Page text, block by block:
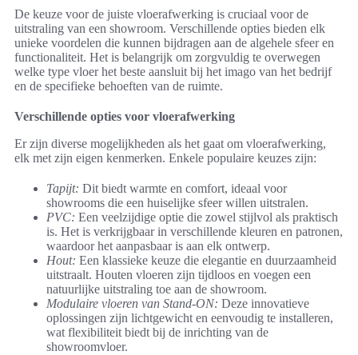
De keuze voor de juiste vloerafwerking is cruciaal voor de
uitstraling van een showroom. Verschillende opties bieden elk
unieke voordelen die kunnen bijdragen aan de algehele sfeer en
functionaliteit. Het is belangrijk om zorgvuldig te overwegen
welke type vloer het beste aansluit bij het imago van het bedrijf
en de specifieke behoeften van de ruimte.
Verschillende opties voor vloerafwerking
Er zijn diverse mogelijkheden als het gaat om vloerafwerking,
elk met zijn eigen kenmerken. Enkele populaire keuzes zijn:
Tapijt: Dit biedt warmte en comfort, ideaal voor
showrooms die een huiselijke sfeer willen uitstralen.
PVC: Een veelzijdige optie die zowel stijlvol als praktisch
is. Het is verkrijgbaar in verschillende kleuren en patronen,
waardoor het aanpasbaar is aan elk ontwerp.
Hout: Een klassieke keuze die elegantie en duurzaamheid
uitstraalt. Houten vloeren zijn tijdloos en voegen een
natuurlijke uitstraling toe aan de showroom.
Modulaire vloeren van Stand-ON: Deze innovatieve
oplossingen zijn lichtgewicht en eenvoudig te installeren,
wat flexibiliteit biedt bij de inrichting van de
showroomvloer.